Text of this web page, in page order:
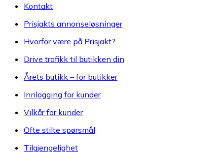
Kontakt
Prisjakts annonseløsninger
Hvorfor være på Prisjakt?
Drive trafikk til butikken din
Årets butikk – for butikker
Innlogging for kunder
Vilkår for kunder
Ofte stilte spørsmål
Tilgjengelighet